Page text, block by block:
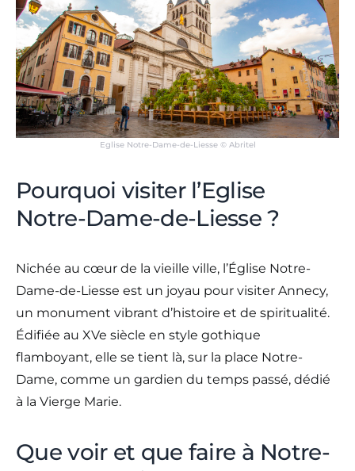
Eglise Notre-Dame-de-Liesse © Abritel
Pourquoi visiter l’Eglise
Notre-Dame-de-Liesse ?
Nichée au cœur de la vieille ville, l’Église Notre-
Dame-de-Liesse est un joyau pour visiter Annecy,
un monument vibrant d’histoire et de spiritualité.
Édifiée au XVe siècle en style gothique
flamboyant, elle se tient là, sur la place Notre-
Dame, comme un gardien du temps passé, dédié
à la Vierge Marie.
Que voir et que faire à Notre-